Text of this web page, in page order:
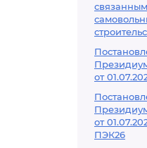
от
от
ПЭК26